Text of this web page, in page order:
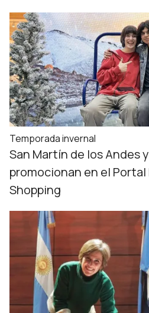
Temporada invernal
San Martín de los Andes
promocionan en el
Shopping